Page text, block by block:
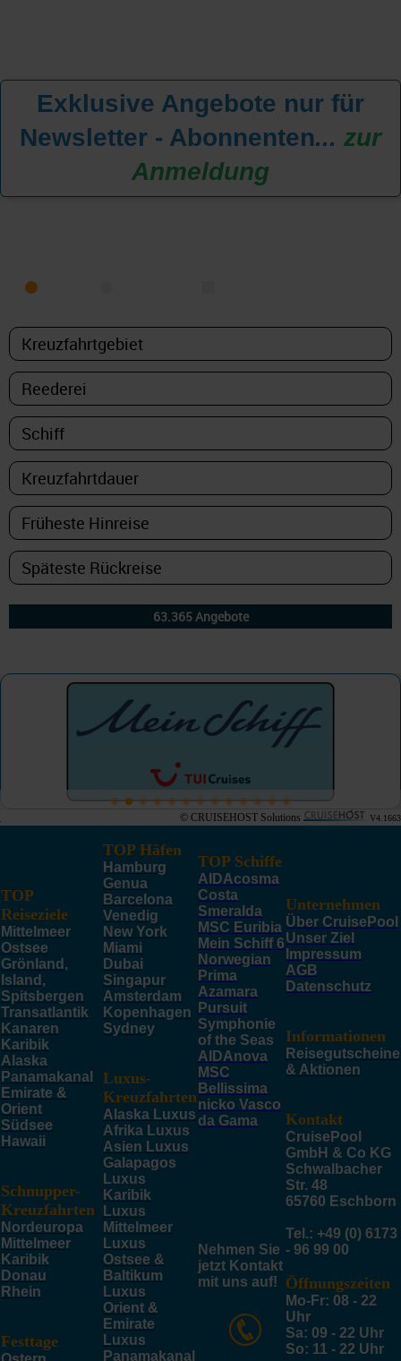
Exklusive Angebote nur für
Newsletter - Abonnenten... zur
Anmeldung
© CRUISEHOST Solutions V4.1663
TOP
Reiseziele
Mittelmeer
Ostsee
Grönland,
Island,
Spitsbergen
Transatlantik
Kanaren
Karibik
Alaska
Panamakanal
Emirate &
Orient
Südsee
Hawaii
Schnupper-
Kreuzfahrten
Nordeuropa
Mittelmeer
Karibik
Donau
Rhein
Festtage
TOP Häfen
Hamburg
Genua
Barcelona
Venedig
New York
Miami
Dubai
Singapur
Amsterdam
Kopenhagen
Sydney
Luxus-
Kreuzfahrten
Alaska Luxus
Afrika Luxus
Asien Luxus
Galapagos
Luxus
Karibik
Luxus
Mittelmeer
Luxus
Ostsee &
Baltikum
Luxus
Orient &
Emirate
Luxus
Panamakanal
TOP Schiffe
AIDAcosma
Costa
Smeralda
MSC Euribia
Mein Schiff 6
Norwegian
Prima
Azamara
Pursuit
Symphonie
of the Seas
AIDAnova
MSC
Bellissima
nicko Vasco
da Gama
Nehmen Sie
jetzt Kontakt
mit uns auf!
Unternehmen
Über CruisePool
Unser Ziel
Impressum
AGB
Datenschutz
Informationen
Reisegutscheine
& Aktionen
Kontakt
CruisePool
GmbH & Co KG
Schwalbacher
Str. 48
65760 Eschborn
Tel.: +49 (0) 6173
- 96 99 00
Öffnungszeiten
Mo-Fr: 08 - 22
Uhr
Sa: 09 - 22 Uhr
So: 11 - 22 Uhr